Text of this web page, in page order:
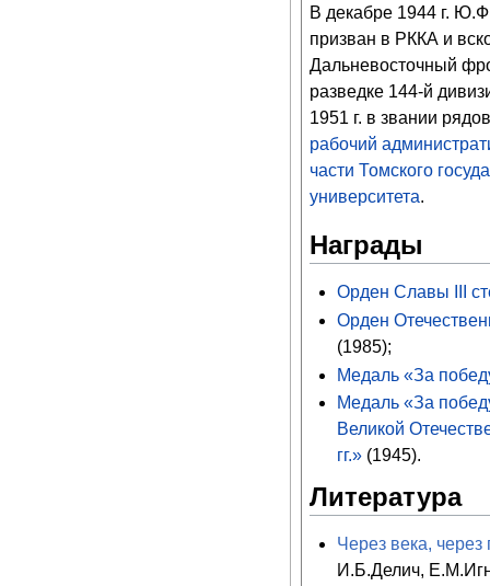
В декабре 1944 г.
призван в РККА и
Дальневосточный
разведке 144-й
1951 г. в звании
рабочий
части Томского
университета.
Награды
Орден Славы III
Орден
(1985);
Медаль «За
Медаль «За
Великой
гг.» (1945).
Литература
Через века, через
И.Б.Делич,